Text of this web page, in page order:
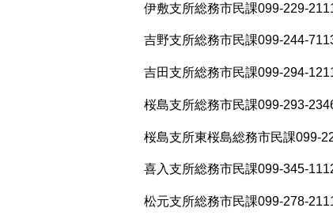
伊敷支所総務市民課099-229-
吉野支所総務市民課099-244-
吉田支所総務市民課099-294-
桜島支所総務市民課099-293-
桜島支所東桜島総務市民課099-
喜入支所総務市民課099-345-
松元支所総務市民課099-278-